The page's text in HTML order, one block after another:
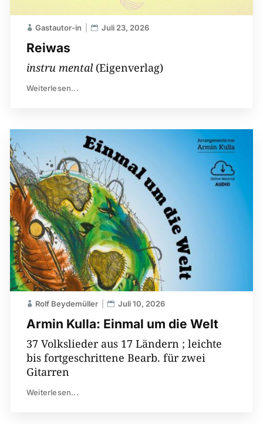
Reiwas
Gastautor-in Juli 23, 2026
instru mental(Eigenverlag)
Weiterlesen...
Armin Kulla: Einmal um die Welt
Rolf Beydemüller Juli 10, 2026
37 Volkslieder aus 17 Ländern ; leichte
bis fortgeschrittene Bearb. für zwei
Gitarren
Weiterlesen...